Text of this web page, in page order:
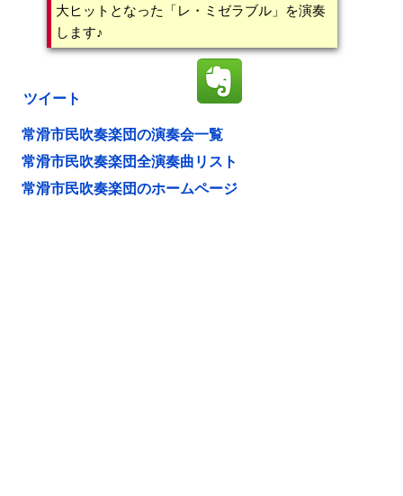
大ヒットとなった「レ・ミゼラブル」を演奏
します♪
ツイート
常滑市民吹奏楽団の演奏会一覧
常滑市民吹奏楽団全演奏曲リスト
常滑市民吹奏楽団のホームページ